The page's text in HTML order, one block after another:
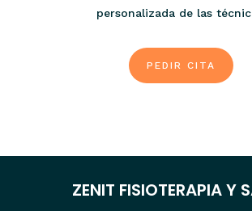
personalizada de las
PEDIR CITA
ZENIT FISIOTERAPIA Y